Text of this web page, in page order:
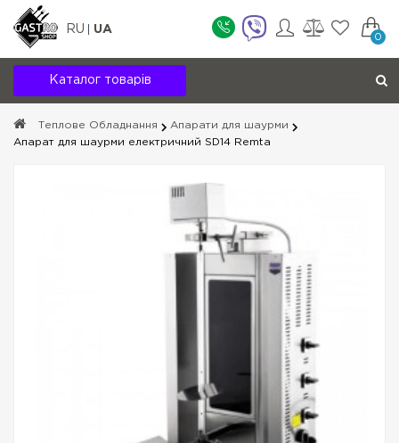
RU UA
0
Каталог товарів
Теплове Обладнання
Апарати для шаурми
Апарат для шаурми електричний SD14 Remta